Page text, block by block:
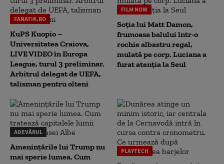
FANATIK.RO
KuPS Kuopio –
Universitatea Craiova,
LIVE VIDEO în Europa
League, turul 3 preliminar.
Arbitrul delegat de UEFA,
talisman pentru olteni
FILM NOW
Soția lui Matt Damon,
frumoasa balului într-o
rochie albastru regal,
mulată pe corp. Luciana a
furat atenția la Seul
ADEVĂRUL
Amenințările lui Trump nu
mai sperie lumea. Cum
PLAYTECH